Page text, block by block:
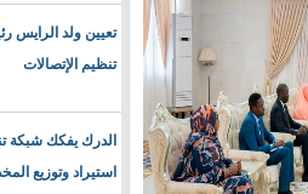
تعيين ولد الرايس
تنظيم الإتصالات
الدرك يفكك
استيراد وتوزيع